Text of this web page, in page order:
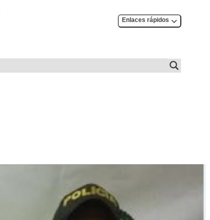
Enlaces rápidos